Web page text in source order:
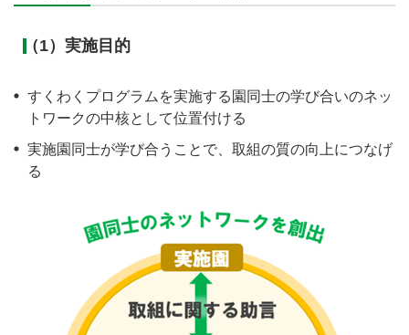
（1）実施目的
すくわくプログラムを実施する園同士の学び合いのネッ
トワークの中核として位置付ける
実施園同士が学び合うことで、取組の質の向上につなげ
る